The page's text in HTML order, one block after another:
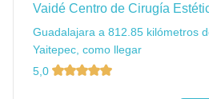
Vaidé Centro de Cirugía
Guadalajara a 812.85 kilómetros
Yaitepec, como llegar
5,0